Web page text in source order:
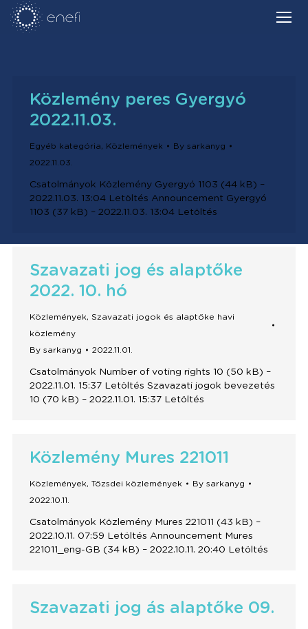
Közlemény peres Gyergyó
2022.11.03.
Egyéb kategória, Közlemények By sarkanyg
2022.11.03.
Csatolmányok Közlemény Gyergyó 1103 (44 kB) –
2022.11.03. 13:04 Letöltés Announcement Gyergyó
1103 (37 kB) – 2022.11.03. 13:04 Letöltés
Szavazati jog és alaptőke
2022. 10. hó
Közlemények, Szavazati jogok és alaptőke havi
közlemény
By sarkanyg 2022.11.01.
Csatolmányok Number of voting rights 10 (50 kB) –
2022.11.01. 15:37 Letöltés Szavazati jogok bevezetés
10 (70 kB) – 2022.11.01. 15:37 Letöltés
Közlemény Mures 221011
Közlemények, Tőzsdei közlemények By sarkanyg
2022.10.11.
Csatolmányok Közlemény Mures 221011 (43 kB) –
2022.10.11. 07:59 Letöltés Announcement Mures
221011_eng-GB (34 kB) – 2022.10.11. 20:40 Letöltés
Szavazati jog ás alaptőke 09.